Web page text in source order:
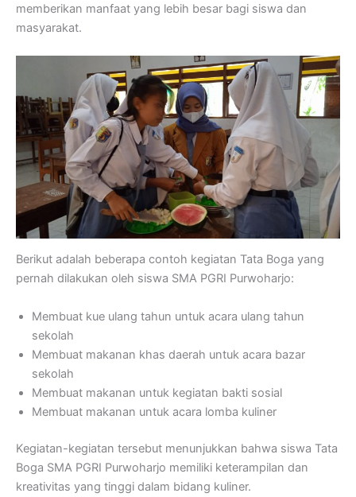
memberikan manfaat yang lebih besar bagi siswa dan
masyarakat.
Berikut adalah beberapa contoh kegiatan Tata Boga yang
pernah dilakukan oleh siswa SMA PGRI Purwoharjo:
Membuat kue ulang tahun untuk acara ulang tahun
sekolah
Membuat makanan khas daerah untuk acara bazar
sekolah
Membuat makanan untuk kegiatan bakti sosial
Membuat makanan untuk acara lomba kuliner
Kegiatan-kegiatan tersebut menunjukkan bahwa siswa Tata
Boga SMA PGRI Purwoharjo memiliki keterampilan dan
kreativitas yang tinggi dalam bidang kuliner.